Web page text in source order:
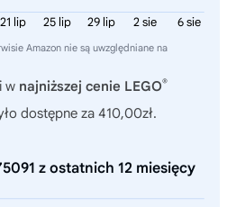
6 sie
2 sie
29 lip
25 lip
21 lip
Amazon nie są uwzględniane na
w najniższej cenie LEGO®
dostępne za 410,00zł.
z ostatnich 12 miesięcy